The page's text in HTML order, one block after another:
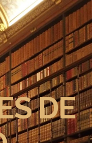
DE